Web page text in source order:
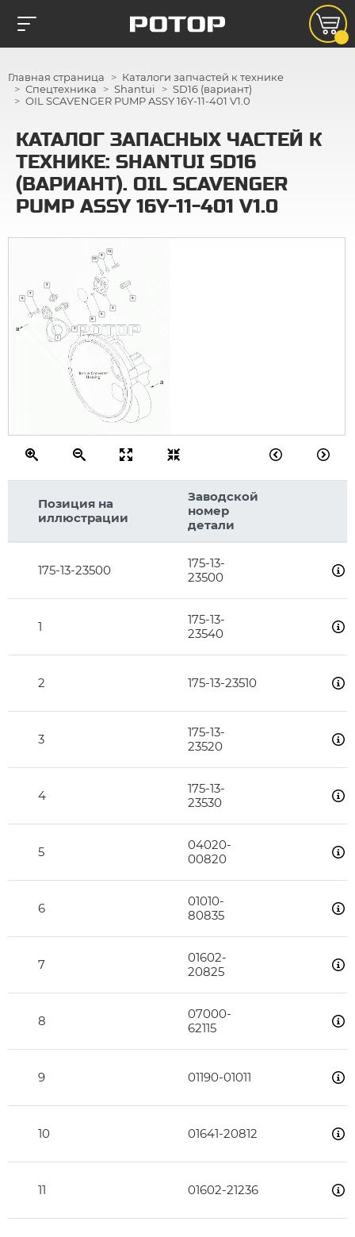
Главная страница
Каталоги запчастей к технике
Спецтехника
Shantui
SD16 (вариант)
OIL SCAVENGER PUMP ASSY 16Y-11-401 V1.0
КАТАЛОГ ЗАПАСНЫХ ЧАСТЕЙ К
ТЕХНИКЕ: SHANTUI SD16
(ВАРИАНТ). OIL SCAVENGER
PUMP ASSY 16Y-11-401 V1.0
1
2
3
4
5
6
7
8
9
10
11
12
Позиция на
иллюстрации
Заводской
номер
детали
175-13-23500
175-13-
23500
1
175-13-
23540
2 175-13-23510
3
175-13-
23520
4
175-13-
23530
5
04020-
00820
6
01010-
80835
7
01602-
20825
8
07000-
62115
9 01190-01011
10 01641-20812
11 01602-21236